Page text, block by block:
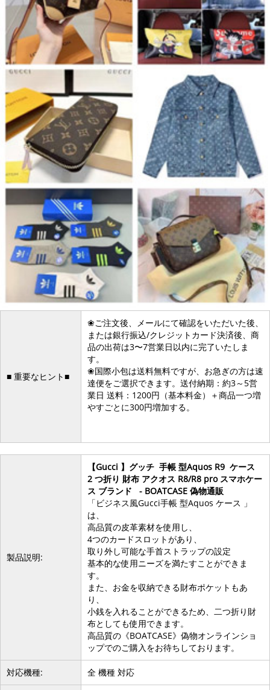
■ 重要なヒント■
❀ご注文後、メールにて確認をいただいた後、
または銀行振込/クレジットカード決済後、商
品の出荷は3〜7営業日以内に完了いたしま
す。
❀国際小包は送料無料ですが、お急ぎの方は速
達便をご選択できます。送付納期：約3～5営
業日 送料：1200円（基本料金）＋商品一つ増
やすごとに300円増加する。
製品説明:
【Gucci 】グッチ 手帳 型Aquos R9 ケース
2 つ折り 財布 アクオス R8/R8 pro スマホケー
ス ブランド - BOATCASE 偽物通販
「ビジネス風Gucci手帳 型Aquos ケース 」
は、
高品質の皮革素材を使用し、
4つのカードスロットがあり、
取り外し可能な手首ストラップの設定
基本的な使用ニーズを満たすことができま
す。
また、お金を収納できる財布ポケットもあ
り、
小銭を入れることができるため、二つ折り財
布としても使用できます。
高品質の《BOATCASE》偽物オンラインショ
ップでのご購入をお待ちしております。
対応機種: 全 機種 対応